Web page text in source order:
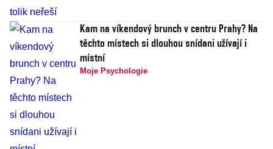
Kam na víkendový brunch v centru Prahy? Na
těchto místech si dlouhou snídani užívají i
místní
Moje Psychologie